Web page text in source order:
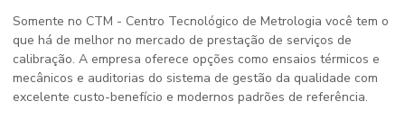
Somente no CTM - Centro Tecnológico de Metrologia você tem o
que há de melhor no mercado de prestação de serviços de
calibração. A empresa oferece opções como ensaios térmicos e
mecânicos e auditorias do sistema de gestão da qualidade com
excelente custo-benefício e modernos padrões de referência.